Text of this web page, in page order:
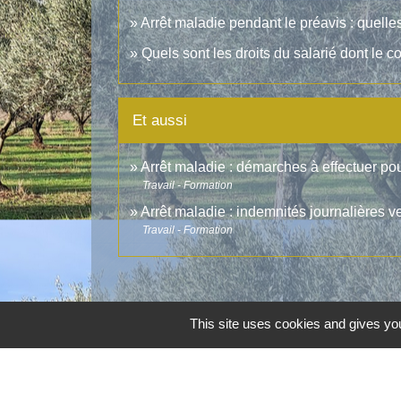
Arrêt maladie pendant le préavis :
Quels sont les droits du salarié dont le
Et aussi
Arrêt maladie : démarches à effectuer
Travail - Formation
Arrêt maladie : indemnités journalières
Travail - Formation
This site uses cookies and gives